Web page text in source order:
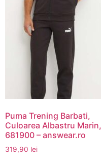
Puma Trening Barbati,
Culoarea Albastru Marin,
681900 – answear.ro
319,90 lei